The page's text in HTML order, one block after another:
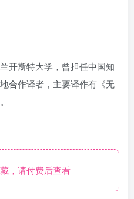
开斯特大学，曾担任中国知
合作译者，主要译作有《无
，请付费后查看